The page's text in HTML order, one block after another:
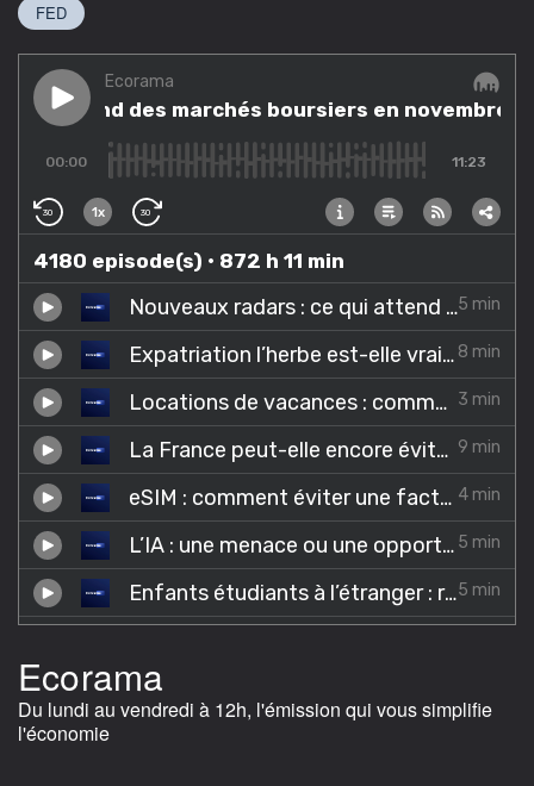
FED
Ecorama
Du lundi au vendredi à 12h, l'émission qui vous simplifie
l'économie